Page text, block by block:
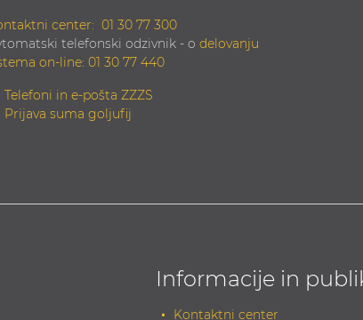
center: 01 30 77 300
telefonski odzivnik - o delovanju
on-line: 01 30 77 440
Telefoni in e-pošta ZZZS
Prijava suma goljufij
Informacije in
Kontaktni center